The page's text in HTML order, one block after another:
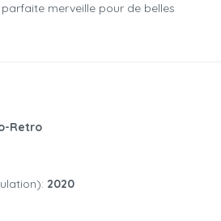
merveille pour de belles
Retro
2020